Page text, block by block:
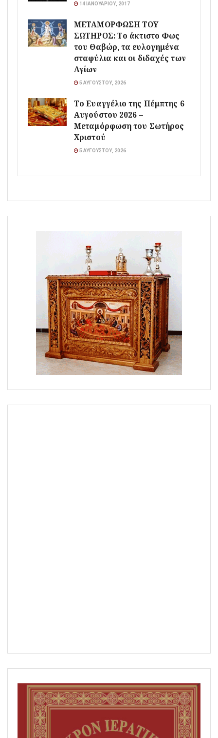
14 ΙΑΝΟΥΑΡΊΟΥ, 2017
ΜΕΤΑΜΟΡΦΩΣΗ ΤΟΥ
ΣΩΤΗΡΟΣ: Το άκτιστο Φως
του Θαβώρ, τα ευλογημένα
σταφύλια και οι διδαχές των
Αγίων
5 ΑΥΓΟΎΣΤΟΥ, 2026
Το Ευαγγέλιο της Πέμπτης 6
Αυγούστου 2026 –
Μεταμόρφωση του Σωτήρος
Χριστού
5 ΑΥΓΟΎΣΤΟΥ, 2026